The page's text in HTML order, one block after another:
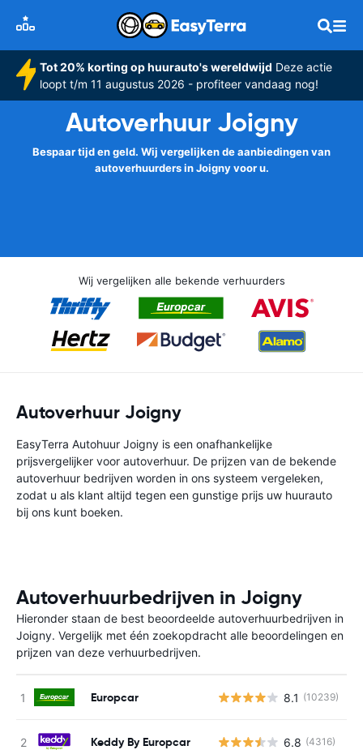
Tot 20% korting op huurauto's wereldwijd Deze actie
loopt t/m 11 augustus 2026 - profiteer vandaag nog!
Autoverhuur Joigny
Bespaar tijd en geld. Wij vergelijken de aanbiedingen van
autoverhuurders in Joigny voor u.
Wij vergelijken alle bekende verhuurders
Autoverhuur Joigny
EasyTerra Autohuur Joigny is een onafhankelijke
prijsvergelijker voor autoverhuur. De prijzen van de bekende
autoverhuur bedrijven worden in ons systeem vergeleken,
zodat u als klant altijd tegen een gunstige prijs uw huurauto
bij ons kunt boeken.
Autoverhuurbedrijven in Joigny
Hieronder staan de best beoordeelde autoverhuurbedrijven in
Joigny. Vergelijk met één zoekopdracht alle beoordelingen en
prijzen van deze verhuurbedrijven.
Europcar 8.1 (10239)
Keddy By Europcar 6.8 (4316)